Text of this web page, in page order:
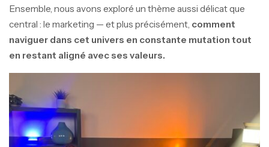
Ensemble, nous avons exploré un thème aussi délicat que
central : le marketing — et plus précisément, comment
naviguer dans cet univers en constante mutation tout
en restant aligné avec ses valeurs.